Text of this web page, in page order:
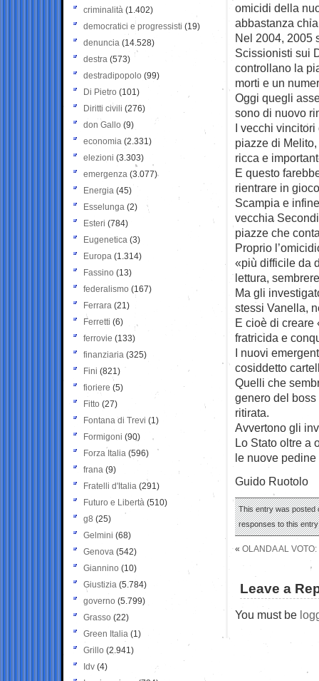
omicidi della
abbastanza
Nel 2004, 2005
Scissionisti sui
controllano la
morti e un
Oggi quegli
sono di nuovo
I vecchi
piazze di
ricca e
E questo
rientrare in
Scampia e
vecchia
piazze che
Proprio
«più difficile da
lettura,
Ma gli
stessi Vanella,
E cioè di creare
fratricida e
I nuovi
cosiddetto
Quelli che
genero del
ritirata.
Avvertono gli
Lo Stato oltre a
le nuove
Guido Ruotolo
This entry was posted
responses to this
« OLANDA AL
Leave a
You must be
criminalità (1.402)
democratici e progressisti (19)
denuncia (14.528)
destra (573)
destradipopolo (99)
Di Pietro (101)
Diritti civili (276)
don Gallo (9)
economia (2.331)
elezioni (3.303)
emergenza (3.077)
Energia (45)
Esselunga (2)
Esteri (784)
Eugenetica (3)
Europa (1.314)
Fassino (13)
federalismo (167)
Ferrara (21)
Ferretti (6)
ferrovie (133)
finanziaria (325)
Fini (821)
fioriere (5)
Fitto (27)
Fontana di Trevi (1)
Formigoni (90)
Forza Italia (596)
frana (9)
Fratelli d'Italia (291)
Futuro e Libertà (510)
g8 (25)
Gelmini (68)
Genova (542)
Giannino (10)
Giustizia (5.784)
governo (5.799)
Grasso (22)
Green Italia (1)
Grillo (2.941)
Idv (4)